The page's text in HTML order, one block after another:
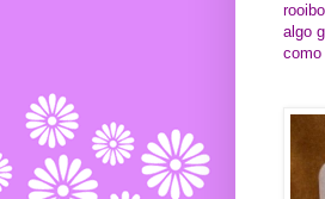
algo
como